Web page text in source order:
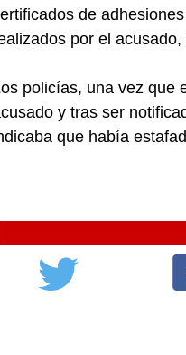
de
por el
policías, una vez que
y tras ser
que había